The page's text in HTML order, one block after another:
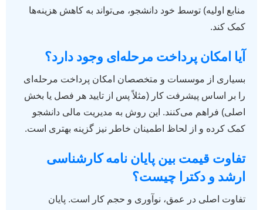
منابع اولیه) توسط خود دانشجو، می‌تواند به کاهش هزینه‌ها
کمک کند.
آیا امکان پرداخت مرحله‌ای وجود دارد؟
بسیاری از موسسات و متخصصان امکان پرداخت مرحله‌ای
را بر اساس پیشرفت کار (مثلاً پس از تایید هر فصل یا بخش
اصلی) فراهم می‌کنند. این روش به مدیریت مالی دانشجو
کمک کرده و از لحاظ اطمینان خاطر نیز گزینه بهتری است.
تفاوت قیمت بین پایان نامه کارشناسی
ارشد و دکترا چیست؟
تفاوت اصلی در عمق، نوآوری و حجم کار است. پایان